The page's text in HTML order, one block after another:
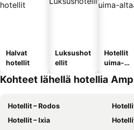
Halvat
hotellit
Luksushot
ellit
Hotellit
uima-
Kohteet lähellä hotellia
Hotellit – Rodos
Hotellit – Ixia